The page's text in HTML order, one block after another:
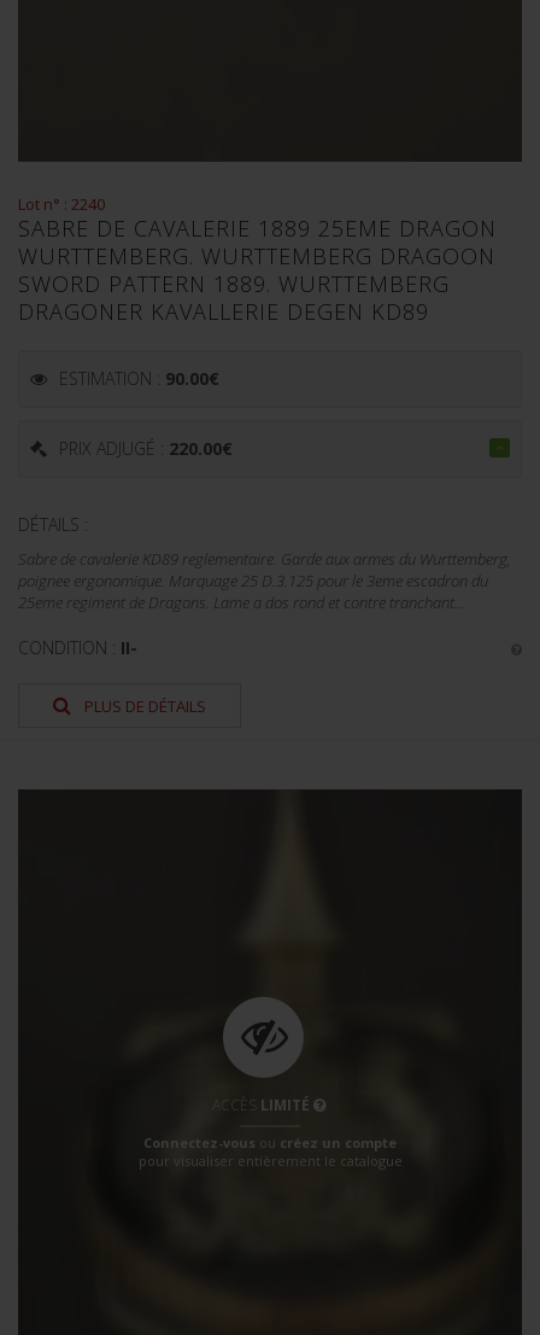
Lot n° : 2240
SABRE DE CAVALERIE 1889 25EME DRAGON
WURTTEMBERG. WURTTEMBERG DRAGOON
SWORD PATTERN 1889. WURTTEMBERG
DRAGONER KAVALLERIE DEGEN KD89
ESTIMATION : 90.00€
PRIX ADJUGÉ : 220.00€
DÉTAILS :
Sabre de cavalerie KD89 reglementaire. Garde aux armes du Wurttemberg,
poignee ergonomique. Marquage 25 D.3.125 pour le 3eme escadron du
25eme regiment de Dragons. Lame a dos rond et contre tranchant...
CONDITION : II-
PLUS DE DÉTAILS
ACCÈS LIMITÉ
Connectez-vous ou créez un compte
pour visualiser entièrement le catalogue